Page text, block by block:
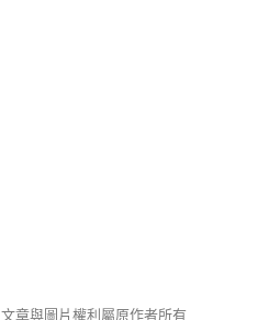
文章與圖片權利屬原作者所有